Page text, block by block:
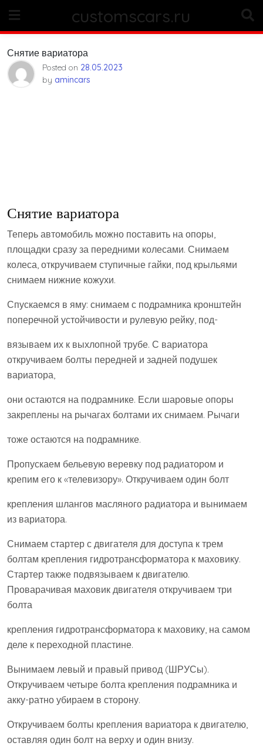
content
customscars.ru
Снятие вариатора
Posted on 28.05.2023
by amincars
Снятие вариатора
Теперь автомобиль можно поставить на опоры,
площадки сразу за передними колесами. Снимаем
колеса, откручиваем ступичные гайки, под крыльями
снимаем нижние кожухи.
Спускаемся в яму: снимаем с подрамника кронштейн
поперечной устойчивости и рулевую рейку, под-
вязываем их к выхлопной трубе. С вариатора
откручиваем болты передней и задней подушек
вариатора,
они остаются на подрамнике. Если шаровые опоры
закреплены на рычагах болтами их снимаем. Рычаги
тоже остаются на подрамнике.
Пропускаем бельевую веревку под радиатором и
крепим его к «телевизору». Откручиваем один болт
крепления шлангов масляного радиатора и вынимаем
из вариатора.
Снимаем стартер с двигателя для доступа к трем
болтам крепления гидротрансформатора к маховику.
Стартер также подвязываем к двигателю.
Проварачивая маховик двигателя откручиваем три
болта
крепления гидротрансформатора к маховику, на самом
деле к переходной пластине.
Вынимаем левый и правый привод (ШРУСы).
Откручиваем четыре болта крепления подрамника и
акку-ратно убираем в сторону.
Откручиваем болты крепления вариатора к двигателю,
оставляя один болт на верху и один внизу.